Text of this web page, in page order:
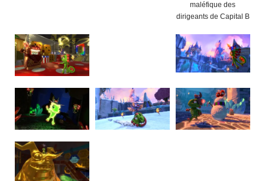
maléfique des
dirigeants de Capital B